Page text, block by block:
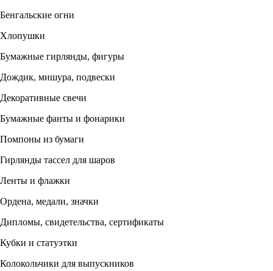
Бенгальские огни
Хлопушки
Бумажные гирлянды, фигуры
Дождик, мишура, подвески
Декоративные свечи
Бумажные фанты и фонарики
Помпоны из бумаги
Гирлянды тассел для шаров
Ленты и флажки
Ордена, медали, значки
Дипломы, свидетельства, сертификаты
Кубки и статуэтки
Колокольчики для выпускников